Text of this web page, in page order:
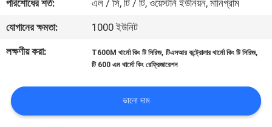
আমাদের
সাথে
খবর
পরিশোধের শর্ত:
এল / সি, টি / টি, ওয়েস্টার্ন ইউনিয়ন, মানিগ্রাম
যোগানের ক্ষমতা:
1000 ইউনিট
লক্ষণীয় করা:
T600M থার্মো কিং টি সিরিজ,টিএসআর কন্ট্রোলার থার্মো কিং টি সিরিজ,
টি 600 এম থার্মো কিং রেফ্রিজারেশন
ভালো দাম